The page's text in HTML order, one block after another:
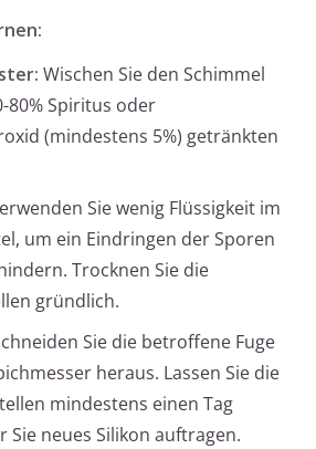
Wischen Sie den Schimmel
80% Spiritus oder
(mindestens 5%) getränkten
Sie wenig Flüssigkeit im
um ein Eindringen der Sporen
Trocknen Sie die
gründlich.
Sie die betroffene Fuge
heraus. Lassen Sie die
mindestens einen Tag
Sie neues Silikon auftragen.